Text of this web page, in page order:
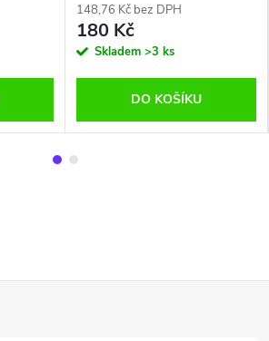
148,76 Kč bez DPH
180 Kč
Skladem >3 ks
DO KOŠÍKU